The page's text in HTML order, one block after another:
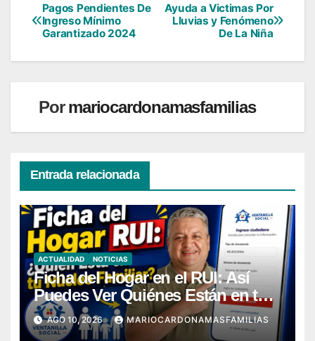
Navegación
de
Ayuda a Victimas Por
Lluvias y Fenómeno
De La Niña
Pagos Pendientes De
Ingreso Mínimo
Garantizado 2024
Pormariocardonamasfamilias
Entrada relacionada
ACTUALIDAD NOTICIAS
Ficha del Hogar en el RUI: Así
Puedes Ver Quiénes Están en tu
Núcleo Familiar
AGO 10, 2026 MARIOCARDONAMASFAMILIAS